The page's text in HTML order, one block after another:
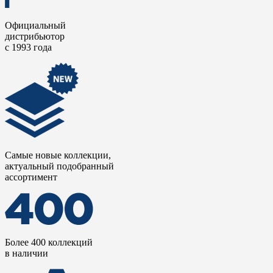
Официальный
дистрибьютор
с 1993 года
Самые новые коллекции,
актуальный подобранный
ассортимент
Более 400 коллекций
в наличии